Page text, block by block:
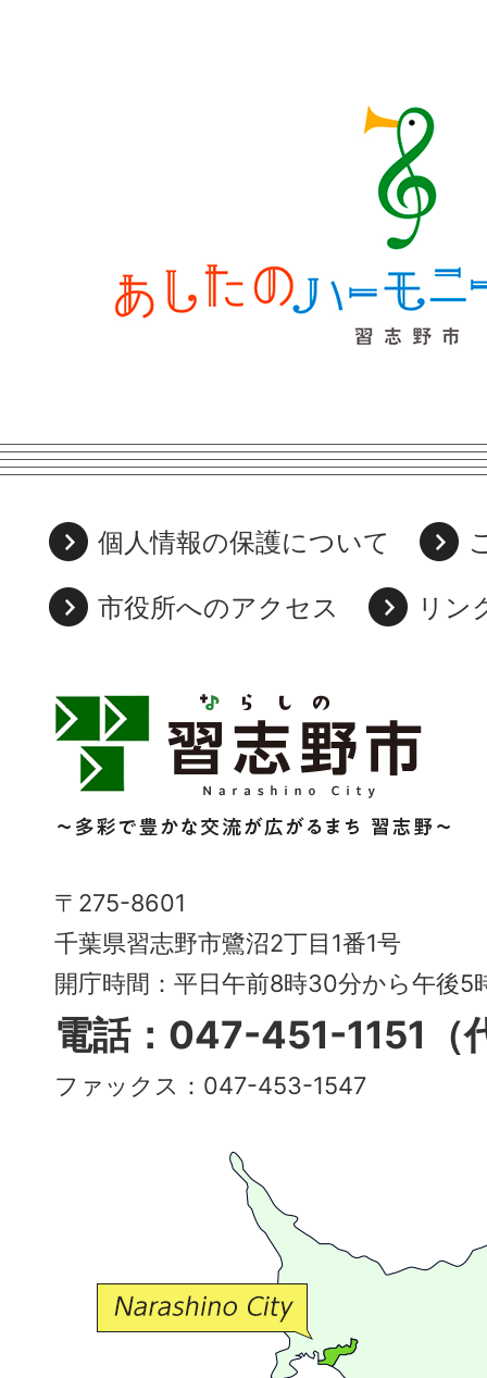
個人情報の保護について
市役所へのアクセス
リン
習
志
野
市
Narashino
City
～
多
彩
で
〒275-8601
千葉県習志野市鷺沼2丁目1番1号
開庁時間：平日午前8時30分から午後5
電話：047-451-1151（
ファックス：047-453-1547